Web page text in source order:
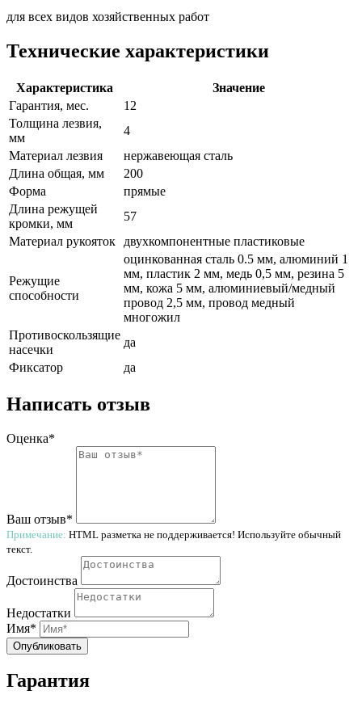
для всех видов хозяйственных работ
Технические характеристики
Характеристика
Значение
Гарантия, мес.
12
Толщина лезвия,
мм
4
Материал лезвия
нержавеющая сталь
Длина общая, мм
200
Форма
прямые
Длина режущей
кромки, мм
57
Материал рукояток
двухкомпонентные пластиковые
Режущие
способности
оцинкованная сталь 0.5 мм, алюминий 1
мм, пластик 2 мм, медь 0,5 мм, резина 5
мм, кожа 5 мм, алюминиевый/медный
провод 2,5 мм, провод медный
многожил
Противоскользящие
насечки
да
Фиксатор
да
Написать отзыв
Оценка*
Ваш отзыв*
Примечание: HTML разметка не поддерживается! Используйте обычный
текст.
Достоинства
Недостатки
Имя*
Опубликовать
Гарантия